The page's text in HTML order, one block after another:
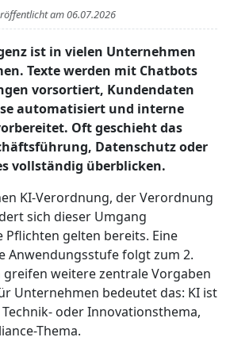
am06.07.2026
ist in vielen Unternehmen
Texte werden mit Chatbots
vorsortiert, Kundendaten
automatisiert und interne
Oft geschieht das
Datenschutz oder
vollständig überblicken.
KI-Verordnung, der Verordnung
sich dieser Umgang
Pflichten gelten bereits. Eine
Anwendungsstufe folgt zum 2.
greifen weitere zentrale Vorgaben
Unternehmen bedeutet das: KI ist
oder Innovationsthema,
Thema.